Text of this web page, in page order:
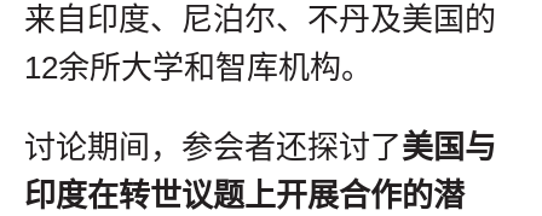
来自印度、尼泊尔、不丹及美国的
12余所大学和智库机构。
讨论期间，参会者还探讨了美国与
印度在转世议题上开展合作的潜